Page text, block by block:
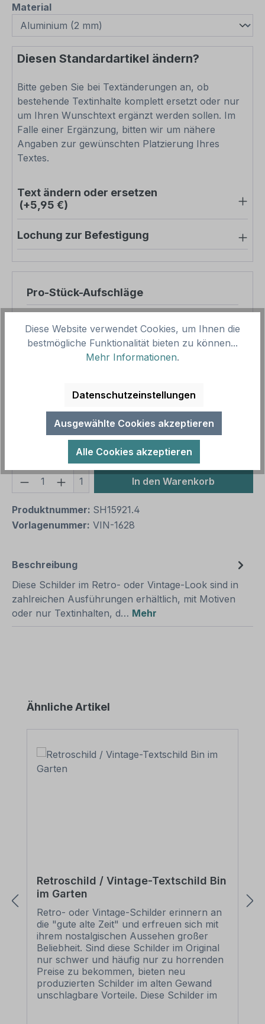
Materialauswählen
Diesen Standardartikel ändern?
Bitte geben Sie bei Textänderungen an, ob
bestehende Textinhalte komplett ersetzt oder nur
um Ihren Wunschtext ergänzt werden sollen. Im
Falle einer Ergänzung, bitten wir um nähere
Angaben zur gewünschten Platzierung Ihres
Textes.
Text ändern oder ersetzen
(+5,95 €)
Lochung zur Befestigung
Pro-Stück-Aufschläge
Zwischensumme
65,69 €
Gesamtpreis
Preise inkl. MwSt. zzgl. Versandkosten
Aufgrund von Neuberechnungen im Warenkorb sind
abweichende Endpreise möglich.
Produkt Anzahl: Gib den gewünschten
1 In den Warenkorb
Produktnummer: SH15921.4
Vorlagenummer: VIN-1628
Beschreibung
Diese Schilder im Retro- oder Vintage-Look sind in
zahlreichen Ausführungen erhältlich, mit Motiven
oder nur Textinhalten, d… Mehr
Produktgalerie überspringen
Ähnliche Artikel
Retroschild / Vintage-Textschild Bin
im Garten
Retro- oder Vintage-Schilder erinnern an
die "gute alte Zeit" und erfreuen sich mit
ihrem nostalgischen Aussehen großer
Beliebheit. Sind diese Schilder im Original
nur schwer und häufig nur zu horrenden
Preise zu bekommen, bieten neu
produzierten Schilder im alten Gewand
unschlagbare Vorteile. Diese Schilder im
Diese Website verwendet Cookies, um Ihnen die
bestmögliche Funktionalität bieten zu können...
Mehr Informationen.
Datenschutzeinstellungen
Ausgewählte Cookies akzeptieren
Alle Cookies akzeptieren